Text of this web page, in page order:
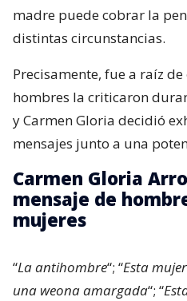
madre puede cobrar la
distintas circunstancias.
Precisamente, fue a raíz
hombres la criticaron
y Carmen Gloria decidió
mensajes junto a una
Carmen Gloria
mensaje de
mujeres
“La antihombre“; “Esta
una weona amargada“; “